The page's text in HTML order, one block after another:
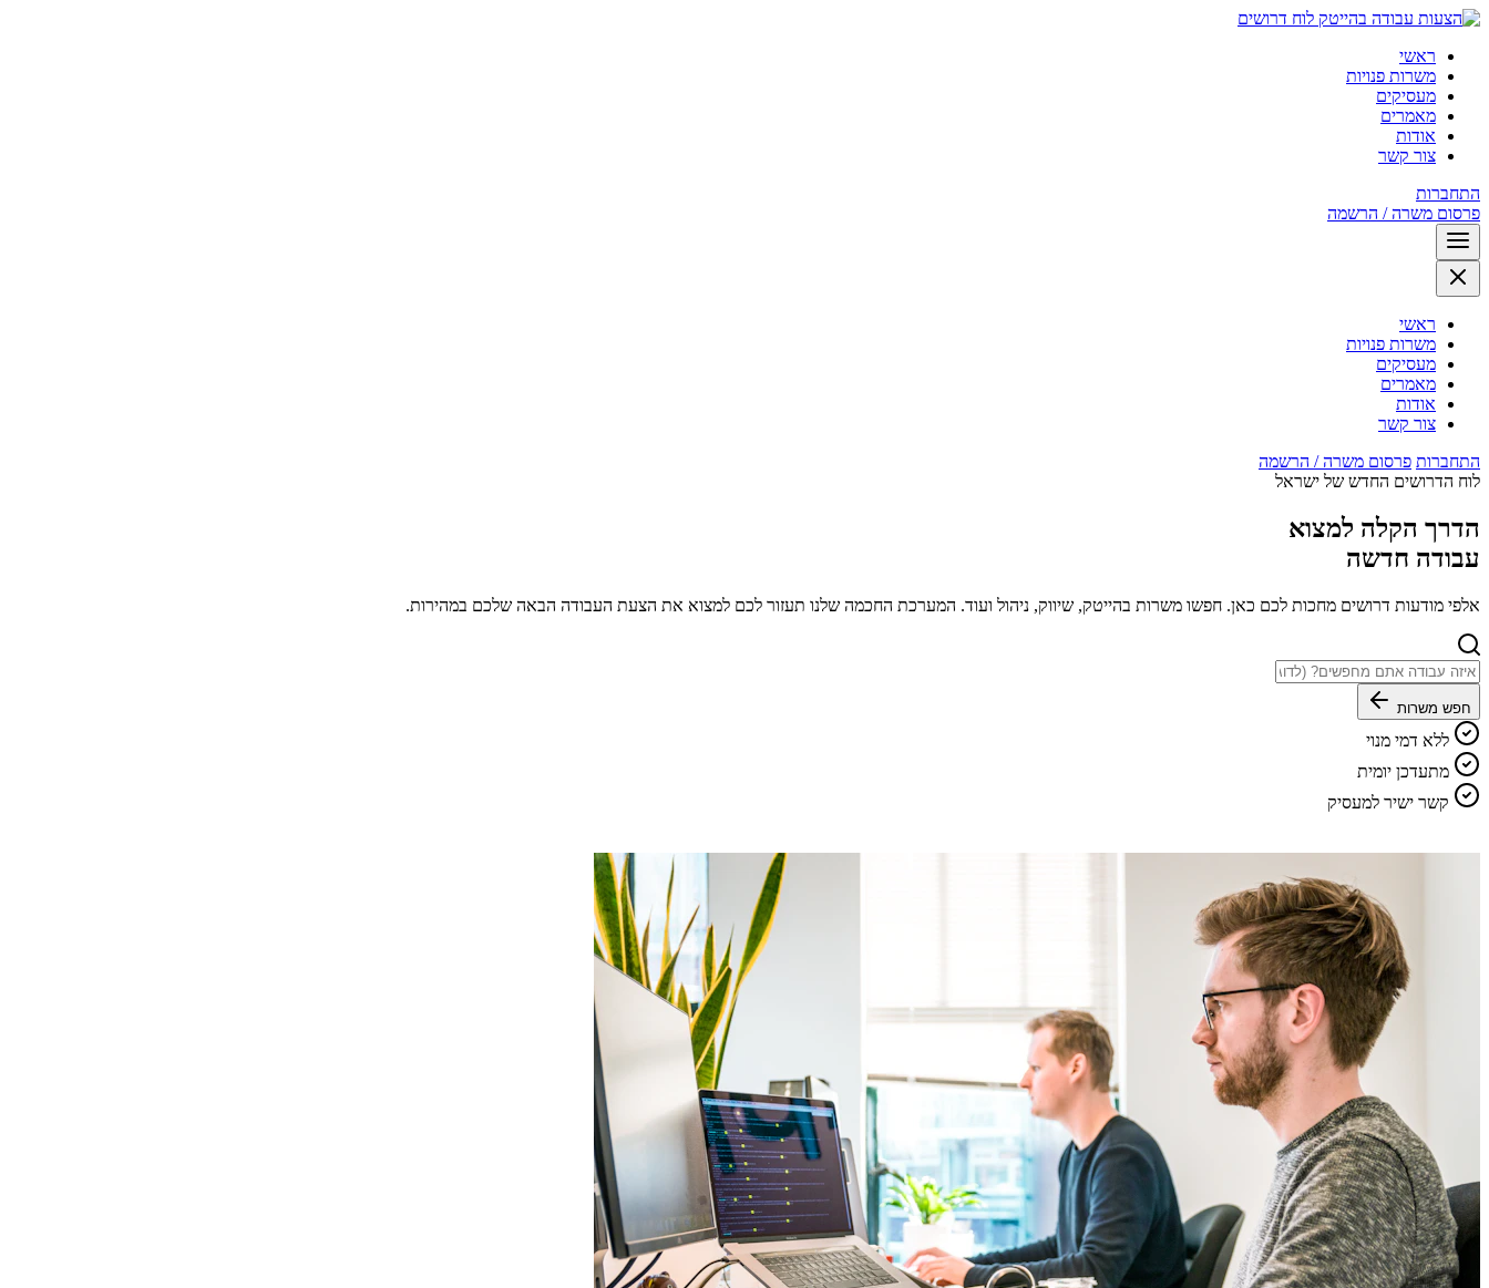
לוח דרושים
ראשי
משרות פנויות
מעסיקים
מאמרים
אודות
צור קשר
התחברות
פרסום משרה / הרשמה
ראשי
משרות פנויות
מעסיקים
מאמרים
אודות
צור קשר
התחברות פרסום משרה / הרשמה
לוח הדרושים החדש של ישראל
הדרך הקלה למצוא
עבודה חדשה
אלפי מודעות דרושים מחכות לכם כאן. חפשו משרות בהייטק, שיווק, ניהול ועוד. המערכת החכמה שלנו תעזור לכם למצוא את הצעת העבודה הבאה שלכם במהירות.
חפש משרות
ללא דמי מנוי
מתעדכן יומית
קשר ישיר למעסיק